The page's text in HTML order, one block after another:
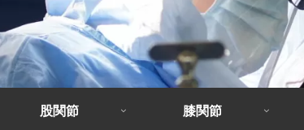
股関節 膝関節